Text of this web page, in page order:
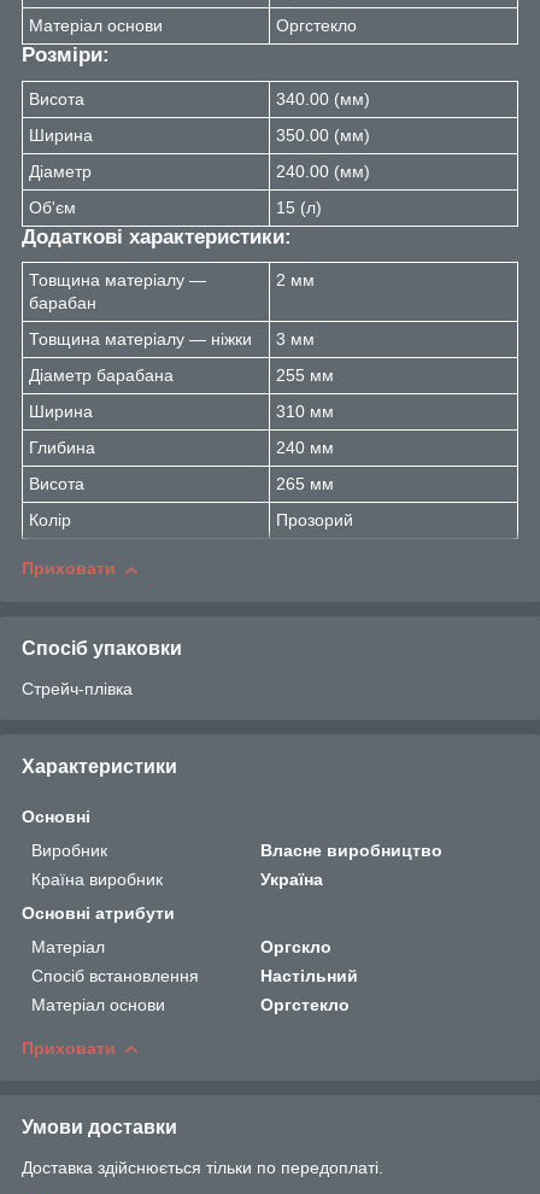
Матеріал основи
Оргстекло
Розміри:
Висота
340.00 (мм)
Ширина
350.00 (мм)
Діаметр
240.00 (мм)
Об'єм
15 (л)
Додаткові характеристики:
Товщина матеріалу —
барабан
2 мм
Товщина матеріалу — ніжки
3 мм
Діаметр барабана
255 мм
Ширина
310 мм
Глибина
240 мм
Висота
265 мм
Колір
Прозорий
Приховати
Спосіб упаковки
Стрейч-плівка
Характеристики
Основні
Виробник
Власне виробництво
Країна виробник
Україна
Основні атрибути
Матеріал
Оргскло
Спосіб встановлення
Настільний
Матеріал основи
Оргстекло
Приховати
Умови доставки
Доставка здійснюється тільки по передоплаті.